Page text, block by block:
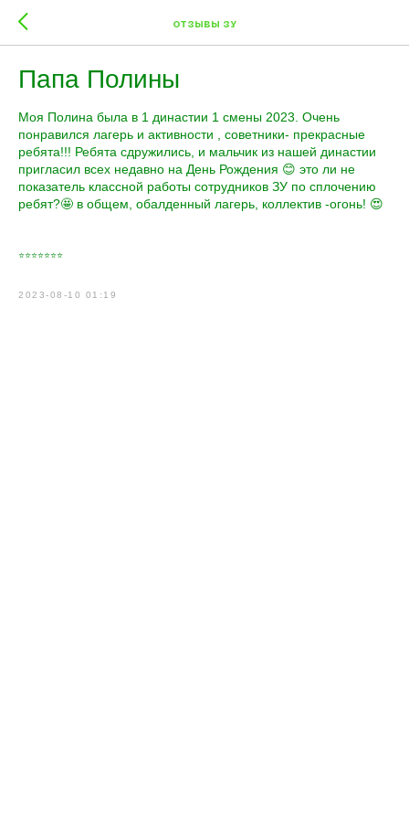
ОТЗЫВЫ ЗУ
Папа Полины
Моя Полина была в 1 династии 1 смены 2023. Очень
понравился лагерь и активности , советники- прекрасные
ребята!!! Ребята сдружились, и мальчик из нашей династии
пригласил всех недавно на День Рождения 😊 это ли не
показатель классной работы сотрудников ЗУ по сплочению
ребят?🤩 в общем, обалденный лагерь, коллектив -огонь! 😍
⭐️⭐️⭐️⭐️⭐️⭐️⭐️
2023-08-10 01:19